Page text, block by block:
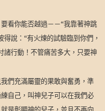
看你能否越過－－“我靠著神跳
說：“有火煉的試驗臨到你們，
諸行動！不管痛苦多大，只要神
們充滿屬靈的果敢與奮勇，準
自己，叫神兒子可以在我們必